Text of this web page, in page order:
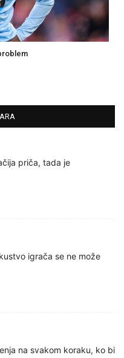
priča, tada je
igrača se ne može
na svakom koraku, ko bi